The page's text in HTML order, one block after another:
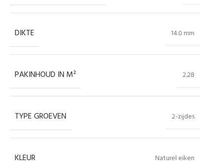
DIKTE 14.0 mm
PAKINHOUD IN M² 2.28
TYPE GROEVEN 2-zijdes
KLEUR Naturel eiken